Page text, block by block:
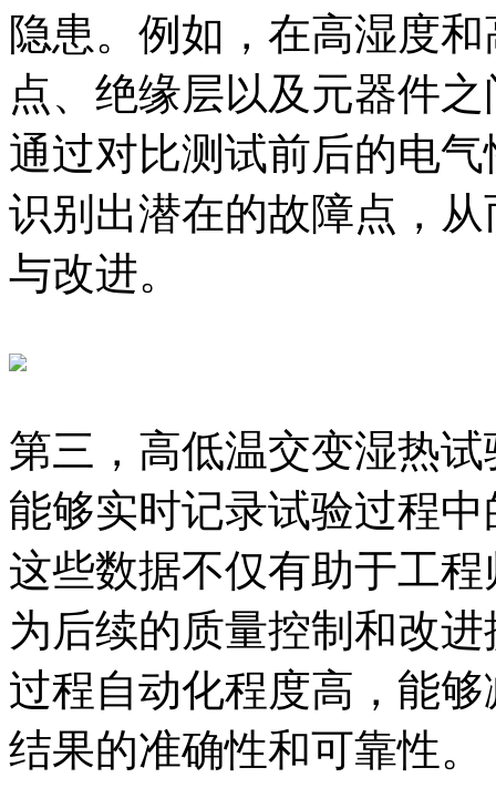
隐患。例如，在高湿度
点、绝缘层以及元器件
通过对比测试前后的电
识别出潜在的故障点，
与改进。
第三，高低温交变湿热
能够实时记录试验过程
这些数据不仅有助于工
为后续的质量控制和改
过程自动化程度高，能
结果的准确性和可靠性。